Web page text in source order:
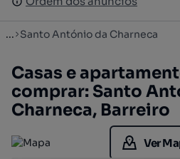
Ordem dos anúncios
... Santo António da Charneca
Casas e
comprar: Santo
Charneca, Barreiro
Ver